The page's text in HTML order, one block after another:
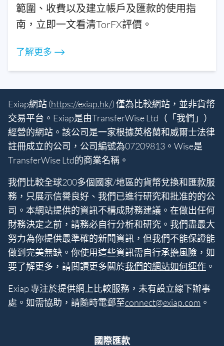
範圍、收費以及建立帳戶及匯款的使用指
南，立即一文看清TorFX評價。
了解更多 ⟶
Exiap網站 (https://exiap.hk/) 僅為比較網站，並非貨幣
交易平台。Exiap是由TransferWise Ltd（「我們」）
經營的網站。該公司是一家根據英格蘭和威爾士法律
註冊成立的公司，公司編號為07209813。Wise是
TransferWise Ltd的商業名稱。
我們比較全球200多個國家/地區的貨幣兌換和匯款服
務，只展示信譽良好、我們已進行研究和批准的的公
司。本網站提供的資訊不構成財務建議。在做出任何
財務決定之前，請務必自行分析和研究。我們盡最大
努力為你提供最準確的新聞資訊，但我們不能保證能
做到完美無缺。你使用這些資訊需自行承擔風險，如
要了解更多，請閲讀更多關於我們的網站如何運作 。
Exiap 專注於提供網上比較服務，未有設立線下辦事
處。如需協助，請隨時電郵至connect@exiap.com 。
國際匯款